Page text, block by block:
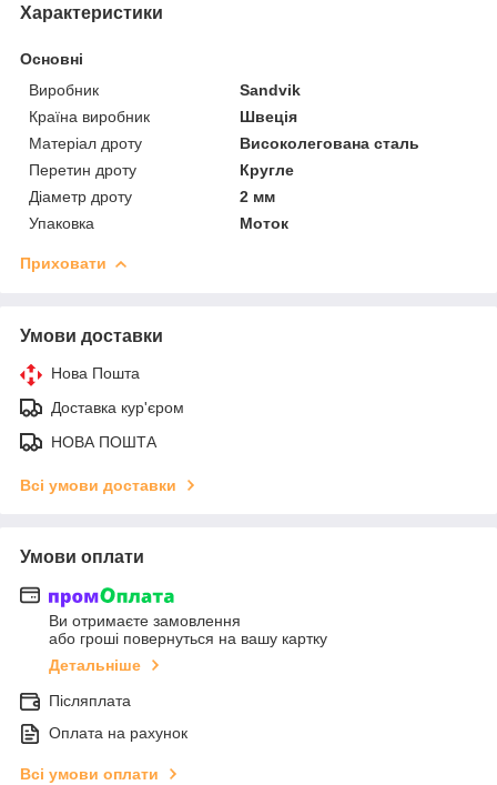
Характеристики
Основні
Виробник
Sandvik
Країна виробник
Швеція
Матеріал дроту
Високолегована сталь
Перетин дроту
Кругле
Діаметр дроту
2 мм
Упаковка
Моток
Приховати
Умови доставки
Нова Пошта
Доставка кур'єром
НОВА ПОШТА
Всі умови доставки
Умови оплати
Ви отримаєте замовлення
або гроші повернуться на вашу картку
Детальніше
Післяплата
Оплата на рахунок
Всі умови оплати